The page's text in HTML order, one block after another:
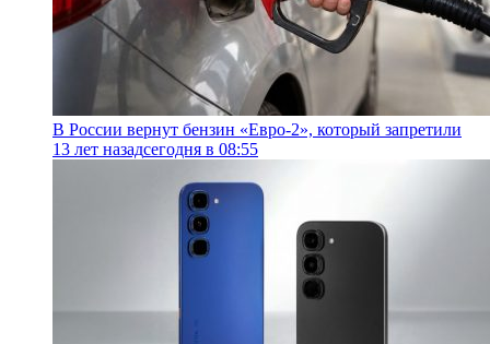
В России вернут бензин «Евро-2», который запретили
13 лет назадсегодня в 08:55